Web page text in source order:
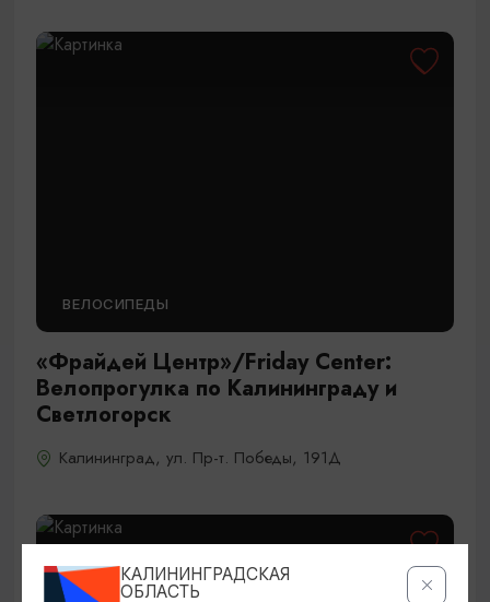
ВЕЛОСИПЕДЫ
«Фрайдей Центр»/Friday Center:
Велопрогулка по Калининграду и
Светлогорск
Калининград, ул. Пр-т. Победы, 191Д
КАЛИНИНГРАДСКАЯ
ОБЛАСТЬ